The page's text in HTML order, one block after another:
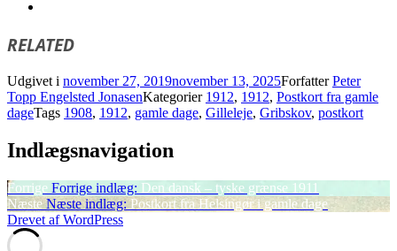
RELATED
Udgivet i november 27, 2019november 13, 2025ForfatterPeter
Topp Engelsted JonasenKategorier 1912, 1912, Postkort fra gamle
dageTags 1908, 1912, gamle dage, Gilleleje, Gribskov, postkort
Indlægsnavigation
Forrige Forrige indlæg: Den dansk – tyske grænse 1911
Næste Næste indlæg: Postkort fra Helsingør i gamle dage
Drevet af WordPress